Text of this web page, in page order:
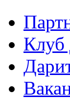
Клуб